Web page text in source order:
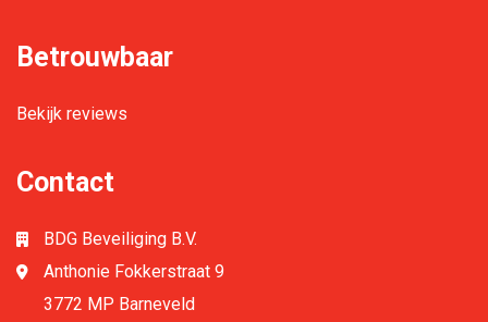
Betrouwbaar
Bekijk reviews
Contact
BDG Beveiliging B.V.
Anthonie Fokkerstraat 9
3772 MP Barneveld